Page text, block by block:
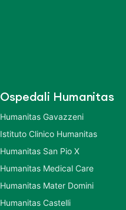
Ospedali Humanitas
Humanitas Gavazzeni
Istituto Clinico Humanitas
Humanitas San Pio X
Humanitas Medical Care
Humanitas Mater Domini
Humanitas Castelli